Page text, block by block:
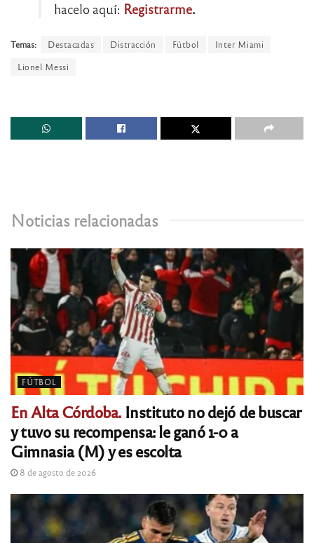
hacelo aquí: Registrarme.
Temas: Destacadas Distracción Fútbol
Inter Miami
Lionel Messi
Noticias relacionadas
FÚTBOL
En Alta Córdoba.Instituto no dejó de buscar
y tuvo su recompensa: le ganó 1-0 a
Gimnasia (M) y es escolta
8 de agosto de 2026